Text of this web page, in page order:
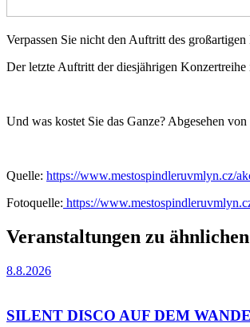
Verpassen Sie nicht den Auftritt des
Der letzte Auftritt der diesjährigen
Und was kostet Sie das Ganze? Abgesehen
Quelle: https://www.mestospindleruvmlyn.cz/
Fotoquelle: https://
Veranstaltungen zu
8.8.2026
SILENT DISCO AUF DEM